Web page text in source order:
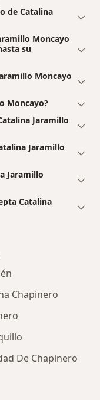
de Catalina
Moncayo
su
Moncayo
Moncayo?
Jaramillo
Jaramillo
Jaramillo
Catalina
Chapinero
De Chapinero